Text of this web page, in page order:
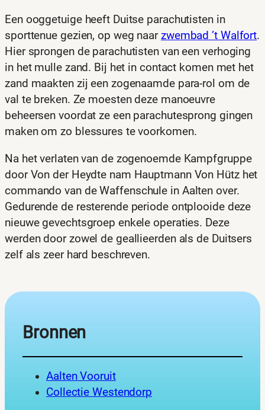
Een ooggetuige heeft Duitse parachutisten in
sporttenue gezien, op weg naarzwembad ’t Walfort.
Hier sprongen de parachutisten van een verhoging
in het mulle zand. Bij het in contact komen met het
zand maakten zij een zogenaamde para-rol om de
val te breken. Ze moesten deze manoeuvre
beheersen voordat ze een parachutesprong gingen
maken om zo blessures te voorkomen.
Na het verlaten van de zogenoemde Kampfgruppe
door Von der Heydte nam Hauptmann Von Hütz het
commando van de Waffenschule in Aalten over.
Gedurende de resterende periode ontplooide deze
nieuwe gevechtsgroep enkele operaties. Deze
werden door zowel de geallieerden als de Duitsers
zelf als zeer hard beschreven.
Bronnen
Aalten Vooruit
Collectie Westendorp